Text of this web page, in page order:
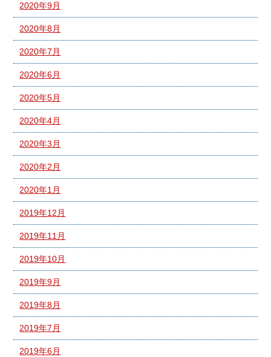
2020年9月
2020年8月
2020年7月
2020年6月
2020年5月
2020年4月
2020年3月
2020年2月
2020年1月
2019年12月
2019年11月
2019年10月
2019年9月
2019年8月
2019年7月
2019年6月